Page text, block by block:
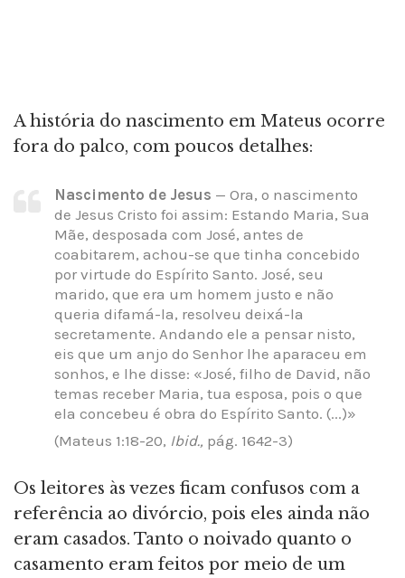
A história do nascimento em Mateus ocorre
fora do palco, com poucos detalhes:
Nascimento de Jesus — Ora, o nascimento
de Jesus Cristo foi assim: Estando Maria, Sua
Mãe, desposada com José, antes de
coabitarem, achou-se que tinha concebido
por virtude do Espírito Santo. José, seu
marido, que era um homem justo e não
queria difamá-la, resolveu deixá-la
secretamente. Andando ele a pensar nisto,
eis que um anjo do Senhor lhe aparaceu em
sonhos, e lhe disse: «José, filho de David, não
temas receber Maria, tua esposa, pois o que
ela concebeu é obra do Espírito Santo. (...)»
(Mateus 1:18-20, Ibid., pág. 1642-3)
Os leitores às vezes ficam confusos com a
referência ao divórcio, pois eles ainda não
eram casados. Tanto o noivado quanto o
casamento eram feitos por meio de um